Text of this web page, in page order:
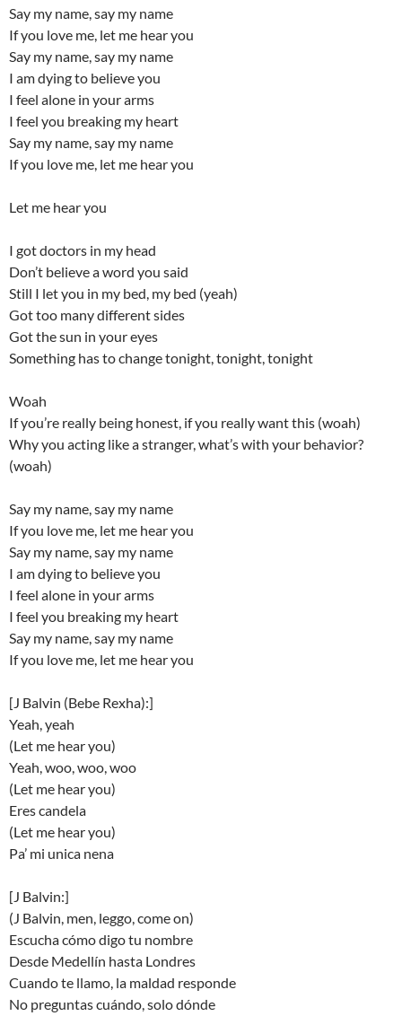
Say my name, say my name
If you love me, let me hear you
Say my name, say my name
I am dying to believe you
I feel alone in your arms
I feel you breaking my heart
Say my name, say my name
If you love me, let me hear you
Let me hear you
I got doctors in my head
Don’t believe a word you said
Still I let you in my bed, my bed (yeah)
Got too many different sides
Got the sun in your eyes
Something has to change tonight, tonight, tonight
Woah
If you’re really being honest, if you really want this (woah)
Why you acting like a stranger, what’s with your behavior?
(woah)
Say my name, say my name
If you love me, let me hear you
Say my name, say my name
I am dying to believe you
I feel alone in your arms
I feel you breaking my heart
Say my name, say my name
If you love me, let me hear you
[J Balvin (Bebe Rexha):]
Yeah, yeah
(Let me hear you)
Yeah, woo, woo, woo
(Let me hear you)
Eres candela
(Let me hear you)
Pa’ mi unica nena
[J Balvin:]
(J Balvin, men, leggo, come on)
Escucha cómo digo tu nombre
Desde Medellín hasta Londres
Cuando te llamo, la maldad responde
No preguntas cuándo, solo dónde